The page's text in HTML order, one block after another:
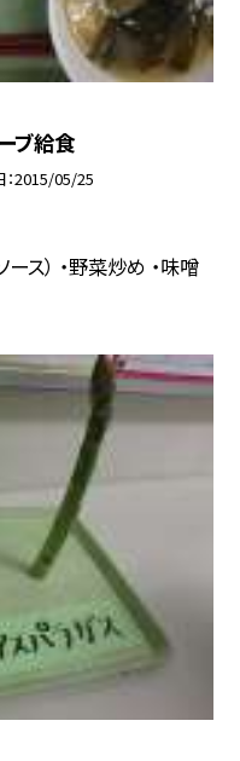
ブ給食
2015/05/25
ース） ・野菜炒め ・味噌